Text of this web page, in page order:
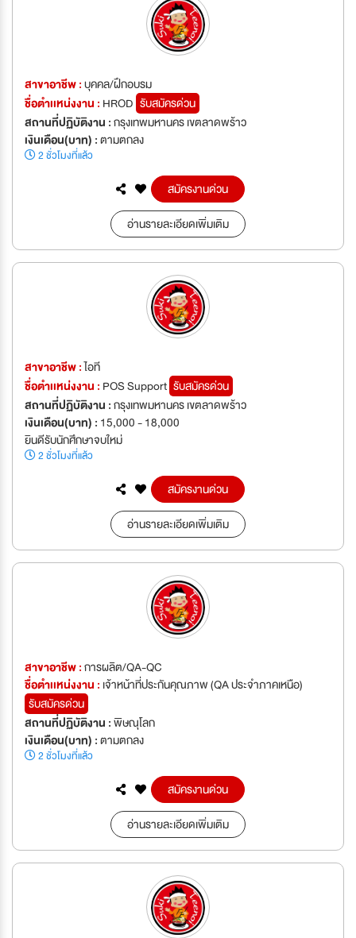
สาขาอาชีพ :บุคคล/ฝึกอบรม
ชื่อตำเเหน่งงาน : HROD รับสมัครด่วน
สถานที่ปฏิบัติงาน :กรุงเทพมหานคร เขตลาดพร้าว
เงินเดือน(บาท) :ตามตกลง
2 ชั่วโมงที่แล้ว
สมัครงานด่วน
อ่านรายละเอียดเพิ่มเติม
สาขาอาชีพ :ไอที
ชื่อตำเเหน่งงาน : POS Support รับสมัครด่วน
สถานที่ปฏิบัติงาน :กรุงเทพมหานคร เขตลาดพร้าว
เงินเดือน(บาท) : 15,000 - 18,000
ยินดีรับนักศึกษาจบใหม่
2 ชั่วโมงที่แล้ว
สมัครงานด่วน
อ่านรายละเอียดเพิ่มเติม
สาขาอาชีพ :การผลิต/QA-QC
ชื่อตำเเหน่งงาน : เจ้าหน้าที่ประกันคุณภาพ (QA ประจำภาคเหนือ)
รับสมัครด่วน
สถานที่ปฏิบัติงาน :พิษณุโลก
เงินเดือน(บาท) :ตามตกลง
2 ชั่วโมงที่แล้ว
สมัครงานด่วน
อ่านรายละเอียดเพิ่มเติม